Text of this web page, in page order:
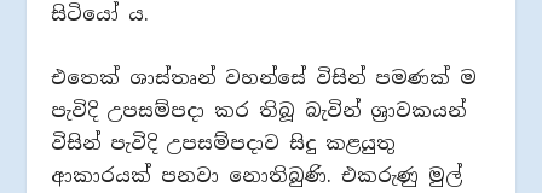
සිටියෝ ය.
එතෙක් ශාස්තෘන් වහන්සේ විසින් පමණක් ම
පැවිදි උපසම්පදා කර තිබූ බැවින් ශ්‍රාවකයන්
විසින් පැවිදි උපසම්පදාව සිදු කළයුතු
ආකාරයක් පනවා නොතිබුණි. එකරුණු මුල්